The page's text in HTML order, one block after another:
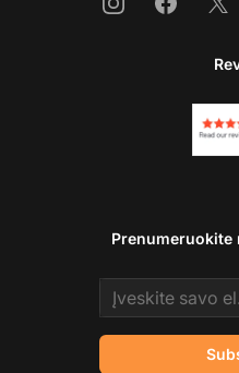
Prenumeruokite
Email address